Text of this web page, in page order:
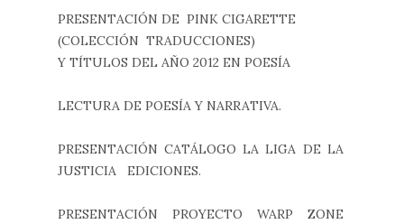
PRESENTACIÓN DE PINK CIGARETTE
(COLECCIÓN TRADUCCIONES)
Y TÍTULOS DEL AÑO 2012 EN POESÍA
LECTURA DE POESÍA Y NARRATIVA.
PRESENTACIÓN CATÁLOGO LA LIGA DE LA
JUSTICIA EDICIONES.
PRESENTACIÓN PROYECTO WARP ZONE